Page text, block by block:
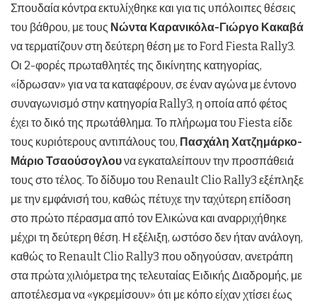
Σπουδαία κόντρα εκτυλίχθηκε και για τις υπόλοιπες θέσεις
του βάθρου, με τους Νώντα Καρανικόλα-Γιώργο Κακαβά
να τερματίζουν στη δεύτερη θέση με το Ford Fiesta Rally3.
Οι 2-φορές πρωταθλητές της δικίνητης κατηγορίας,
«ίδρωσαν» για να τα καταφέρουν, σε έναν αγώνα με έντονο
συναγωνισμό στην κατηγορία Rally3, η οποία από φέτος
έχει το δικό της πρωτάθλημα. Το πλήρωμα του Fiesta είδε
τους κυριότερους αντιπάλους του, Πασχάλη Χατζημάρκο-
Μάριο Τσαούσογλουνα εγκαταλείπουν την προσπάθειά
τους στο τέλος. Το δίδυμο του Renault Clio Rally3 εξέπληξε
με την εμφάνισή του, καθώς πέτυχε την ταχύτερη επίδοση
στο πρώτο πέρασμα από τον Ελικώνα και αναρριχήθηκε
μέχρι τη δεύτερη θέση. Η εξέλιξη, ωστόσο δεν ήταν ανάλογη,
καθώς το Renault Clio Rally3 που οδηγούσαν, ανετράπη
στα πρώτα χιλιόμετρα της τελευταίας Ειδικής Διαδρομής, με
αποτέλεσμα να «γκρεμίσουν» ότι με κόπο είχαν χτίσει έως